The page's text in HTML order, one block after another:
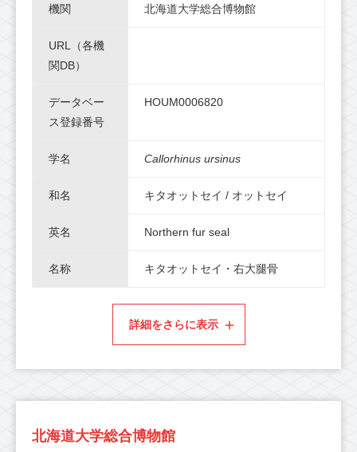
機関 北海道大学総合博物館
URL（各機
関DB）
データベー
ス登録番号
HOUM0006820
学名 Callorhinus ursinus
和名 キタオットセイ / オットセイ
英名 Northern fur seal
名称 キタオットセイ・右大腿骨
詳細をさらに表示
北海道大学総合博物館